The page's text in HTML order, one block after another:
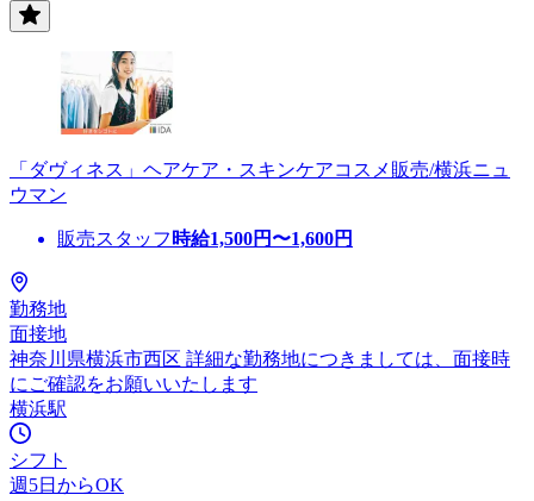
「ダヴィネス」ヘアケア・スキンケアコスメ販売/横浜ニュ
ウマン
販売スタッフ 時給1,500円〜1,600円
勤務地
面接地
神奈川県横浜市西区 詳細な勤務地につきましては、面接時
にご確認をお願いいたします
横浜駅
シフト
週5日からOK